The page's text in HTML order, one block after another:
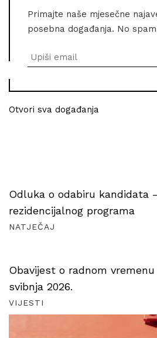
Primajte naše mjesečne
posebna događanja. No
Otvori sva događanja
Odluka o odabiru kandidata
rezidencijalnog programa
NATJEČAJ
Obavijest o radnom vremenu
svibnja 2026.
VIJESTI